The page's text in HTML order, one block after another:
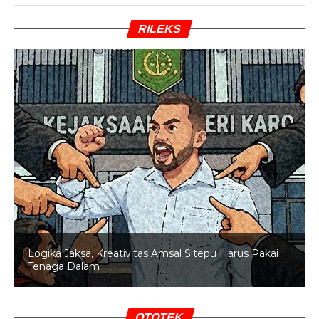
menambah volume pupuk untuk petani nasional,
menandai penguatan sektor pupuk dari hulu hingga hilir.
Pelepasan tersebut menjadi tonggak baru penguatan
kerja sama sektor pupuk melalui skema government-to-
government (G2G) antara Indonesia dan Australia.
Lebih lanjut Amran menyebutkan ekspor perdana yang
dilepas hari ini mencapai 47.250 ton pupuk urea senilai
sekitar Rp600 miliar. Ekspor tersebut merupakan tahap
awal dari komitmen kerja sama sebesar 250.000 ton dan
akan terus ditingkatkan hingga mencapai 500.000 ton
dengan total nilai sekitar Rp7 triliun.
BACA JUGA YLKI Dukung Ketegasan Mentan
Amran Tertibkan Minyak Goreng di Atas HET
RILEKS
Logika Jaksa, Kreativitas Amsal Sitepu Harus Pakai
Tenaga Dalam